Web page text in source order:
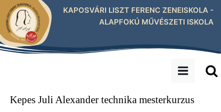
KAPOSVÁRI LISZT FERENC ZENEISKOLA -
ALAPFOKÚ MŰVÉSZETI ISKOLA
Kepes Juli Alexander technika mesterkurzus